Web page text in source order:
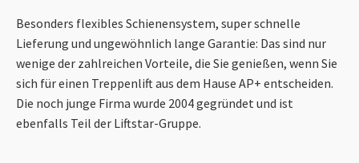
Besonders flexibles Schienensystem, super schnelle
Lieferung und ungewöhnlich lange Garantie: Das sind nur
wenige der zahlreichen Vorteile, die Sie genießen, wenn Sie
sich für einen Treppenlift aus dem Hause AP+ entscheiden.
Die noch junge Firma wurde 2004 gegründet und ist
ebenfalls Teil der Liftstar-Gruppe.